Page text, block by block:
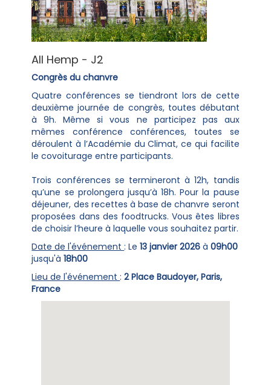
All Hemp - J2
Congrès du chanvre
Quatre conférences se tiendront lors de cette
deuxième journée de congrès, toutes débutant
à 9h. Même si vous ne participez pas aux
mêmes conférence conférences, toutes se
déroulent à l’Académie du Climat, ce qui facilite
le covoiturage entre participants.
Trois conférences se termineront à 12h, tandis
qu’une se prolongera jusqu’à 18h. Pour la pause
déjeuner, des recettes à base de chanvre seront
proposées dans des foodtrucks. Vous êtes libres
de choisir l’heure à laquelle vous souhaitez partir.
Date de l'événement: Le13 janvier 2026 à09h00
jusqu'à18h00
Lieu de l'événement:2 Place Baudoyer, Paris,
France